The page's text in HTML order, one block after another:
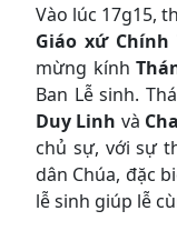
Vào lúc 17g15,
Giáo xứ Chính
mừng kính
Ban Lễ sinh.
Duy Linh và
chủ sự, với sự
dân Chúa, đặc
lễ sinh giúp lễ